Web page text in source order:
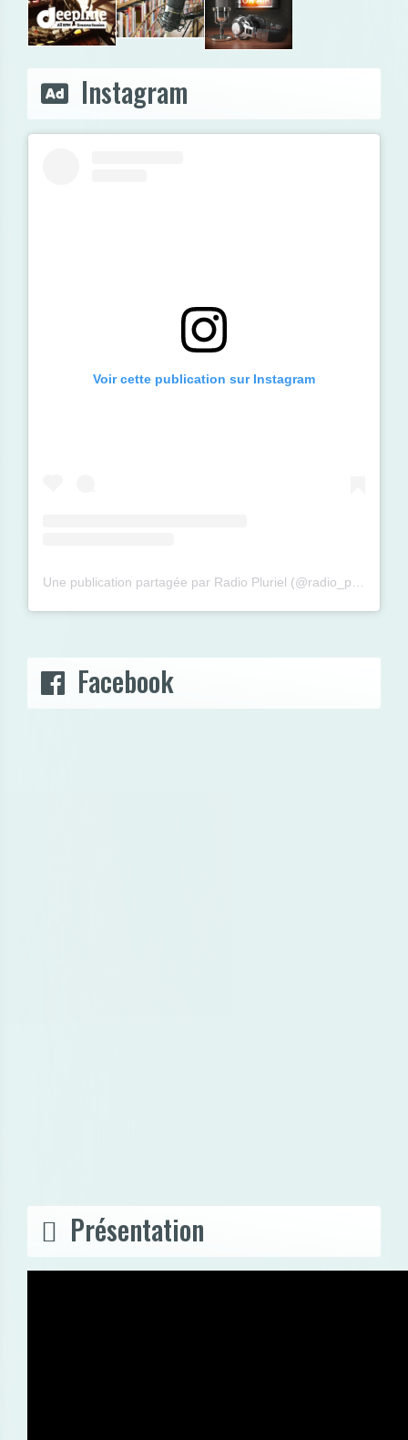
Instagram
Voir cette publication sur Instagram
Une publication partagée par Radio Pluriel (@radio_pluriel)
Facebook
Présentation